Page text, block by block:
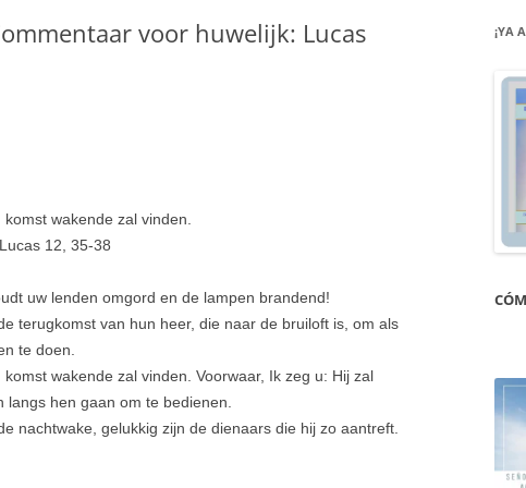
voor huwelijk: Lucas
wakende zal vinden.
12, 35-38
uw lenden omgord en de lampen brandend!
terugkomst van hun heer, die naar de bruiloft is, om als
te doen.
wakende zal vinden. Voorwaar, Ik zeg u: Hij zal
langs hen gaan om te bedienen.
nachtwake, gelukkig zijn de dienaars die hij zo aantreft.
¡YA